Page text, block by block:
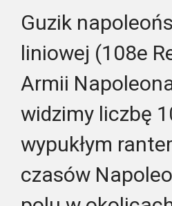
Guzik
liniowej (108e
Armii
widzimy liczbę
wypukłym
czasów